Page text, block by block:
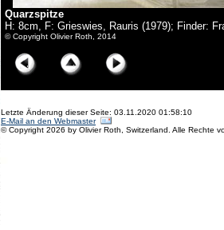
Quarzspitze
H: 8cm, F: Grieswies, Rauris (1979); Finder:
© Copyright Olivier Roth, 2014
Letzte Änderung dieser Seite: 03.11.2020 01:58:10
E-Mail an den Webmaster
© Copyright 2026 by Olivier Roth, Switzerland. Alle Rechte